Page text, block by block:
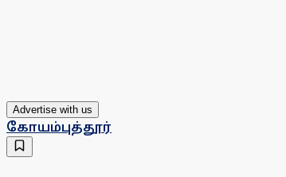
Advertise with us
கோயம்புத்தூர்